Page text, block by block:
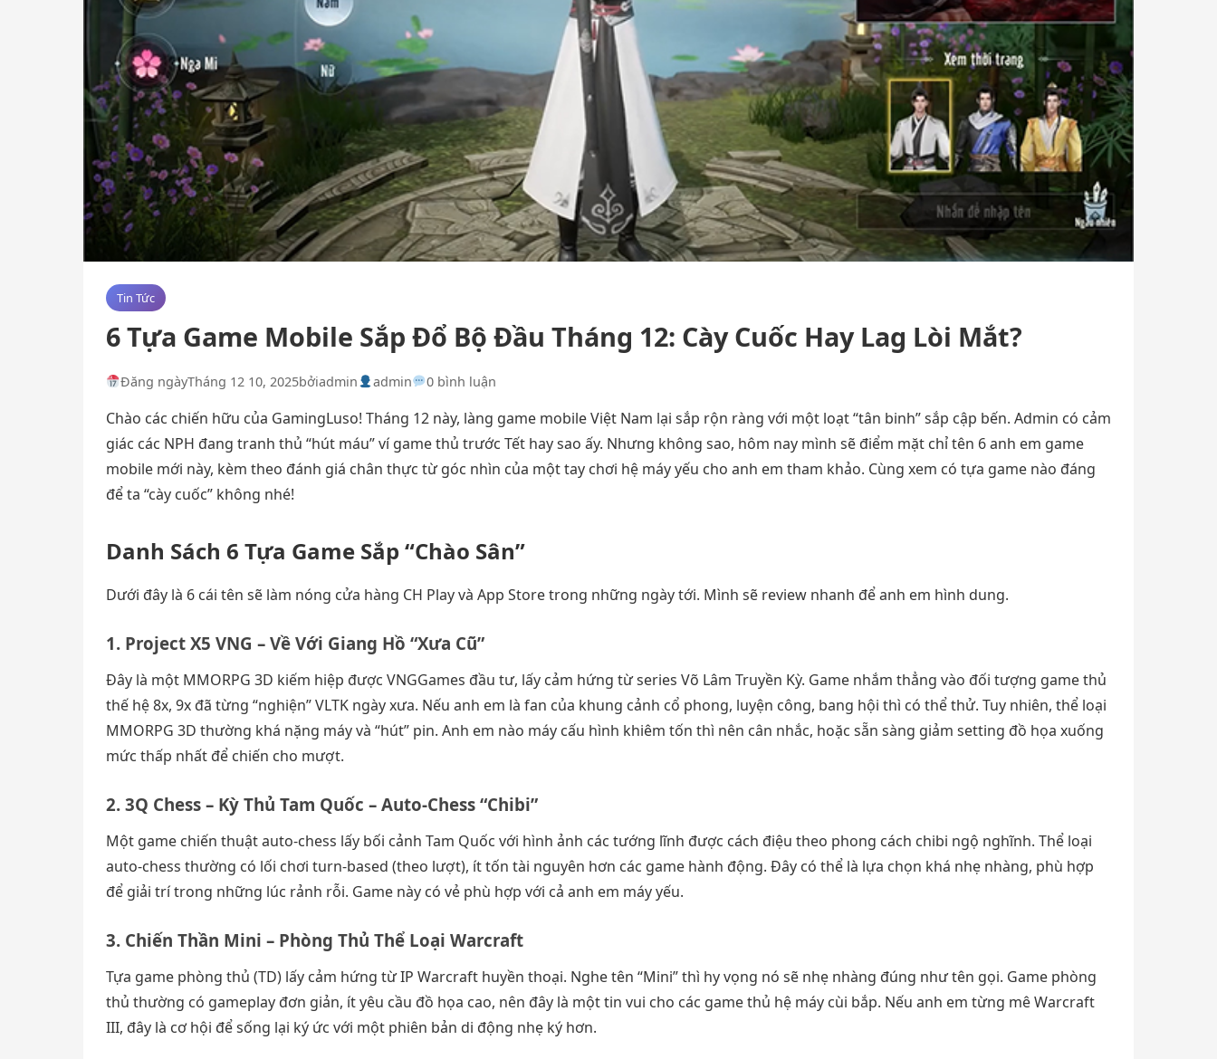
Tin Tức
6 Tựa Game Mobile Sắp Đổ Bộ Đầu Tháng 12: Cày Cuốc Hay Lag Lòi Mắt?
Đăng ngàyTháng 12 10, 2025bởiadmin admin 0 bình luận
Chào các chiến hữu của GamingLuso! Tháng 12 này, làng game mobile Việt Nam lại sắp rộn ràng với một loạt “tân binh” sắp cập bến. Admin có cảm
giác các NPH đang tranh thủ “hút máu” ví game thủ trước Tết hay sao ấy. Nhưng không sao, hôm nay mình sẽ điểm mặt chỉ tên 6 anh em game
mobile mới này, kèm theo đánh giá chân thực từ góc nhìn của một tay chơi hệ máy yếu cho anh em tham khảo. Cùng xem có tựa game nào đáng
để ta “cày cuốc” không nhé!
Danh Sách 6 Tựa Game Sắp “Chào Sân”
Dưới đây là 6 cái tên sẽ làm nóng cửa hàng CH Play và App Store trong những ngày tới. Mình sẽ review nhanh để anh em hình dung.
1. Project X5 VNG – Về Với Giang Hồ “Xưa Cũ”
Đây là một MMORPG 3D kiếm hiệp được VNGGames đầu tư, lấy cảm hứng từ series Võ Lâm Truyền Kỳ. Game nhắm thẳng vào đối tượng game thủ
thế hệ 8x, 9x đã từng “nghiện” VLTK ngày xưa. Nếu anh em là fan của khung cảnh cổ phong, luyện công, bang hội thì có thể thử. Tuy nhiên, thể loại
MMORPG 3D thường khá nặng máy và “hút” pin. Anh em nào máy cấu hình khiêm tốn thì nên cân nhắc, hoặc sẵn sàng giảm setting đồ họa xuống
mức thấp nhất để chiến cho mượt.
2. 3Q Chess – Kỳ Thủ Tam Quốc – Auto-Chess “Chibi”
Một game chiến thuật auto-chess lấy bối cảnh Tam Quốc với hình ảnh các tướng lĩnh được cách điệu theo phong cách chibi ngộ nghĩnh. Thể loại
auto-chess thường có lối chơi turn-based (theo lượt), ít tốn tài nguyên hơn các game hành động. Đây có thể là lựa chọn khá nhẹ nhàng, phù hợp
để giải trí trong những lúc rảnh rỗi. Game này có vẻ phù hợp với cả anh em máy yếu.
3. Chiến Thần Mini – Phòng Thủ Thể Loại Warcraft
Tựa game phòng thủ (TD) lấy cảm hứng từ IP Warcraft huyền thoại. Nghe tên “Mini” thì hy vọng nó sẽ nhẹ nhàng đúng như tên gọi. Game phòng
thủ thường có gameplay đơn giản, ít yêu cầu đồ họa cao, nên đây là một tin vui cho các game thủ hệ máy cùi bắp. Nếu anh em từng mê Warcraft
III, đây là cơ hội để sống lại ký ức với một phiên bản di động nhẹ ký hơn.